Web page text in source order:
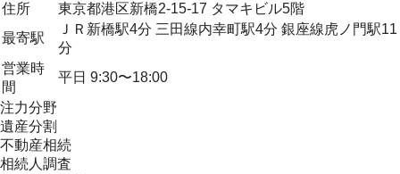
住所
東京都港区新橋2-15-17 タマキビル5階
最寄駅
ＪＲ新橋駅4分 三田線内幸町駅4分 銀座線虎ノ門駅11
分
営業時
間
平日 9:30〜18:00
注力分野
遺産分割
不動産相続
相続人調査